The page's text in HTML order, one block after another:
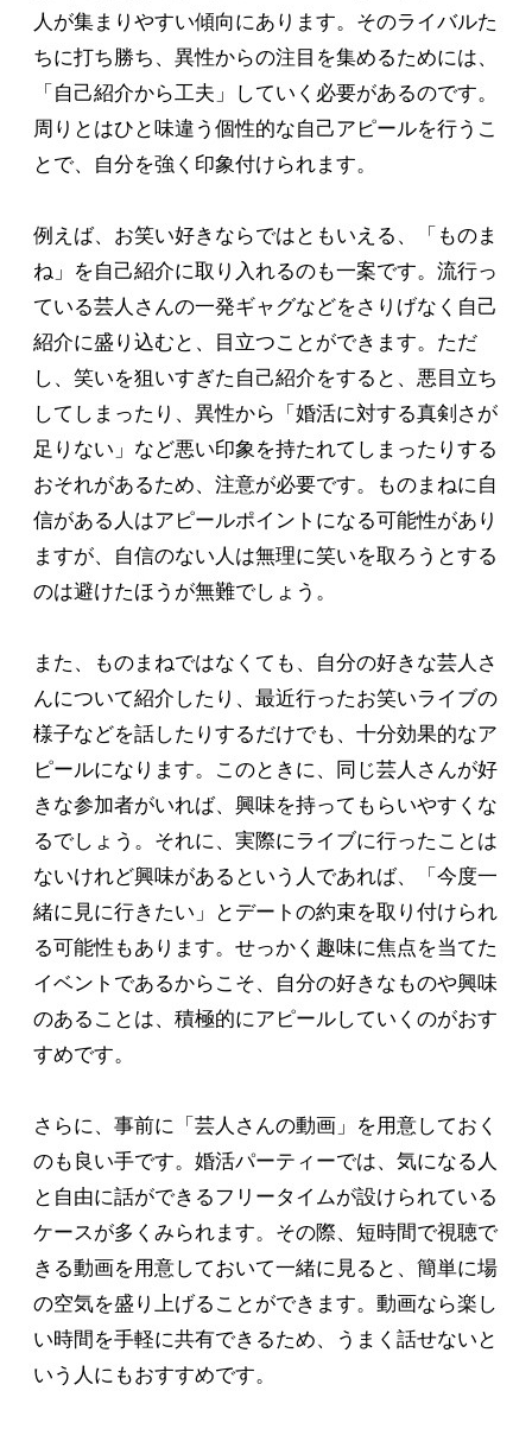
人が集まりやすい傾向にあります。そのライバルた
ちに打ち勝ち、異性からの注目を集めるためには、
「自己紹介から工夫」していく必要があるのです。
周りとはひと味違う個性的な自己アピールを行うこ
とで、自分を強く印象付けられます。
例えば、お笑い好きならではともいえる、「ものま
ね」を自己紹介に取り入れるのも一案です。流行っ
ている芸人さんの一発ギャグなどをさりげなく自己
紹介に盛り込むと、目立つことができます。ただ
し、笑いを狙いすぎた自己紹介をすると、悪目立ち
してしまったり、異性から「婚活に対する真剣さが
足りない」など悪い印象を持たれてしまったりする
おそれがあるため、注意が必要です。ものまねに自
信がある人はアピールポイントになる可能性があり
ますが、自信のない人は無理に笑いを取ろうとする
のは避けたほうが無難でしょう。
また、ものまねではなくても、自分の好きな芸人さ
んについて紹介したり、最近行ったお笑いライブの
様子などを話したりするだけでも、十分効果的なア
ピールになります。このときに、同じ芸人さんが好
きな参加者がいれば、興味を持ってもらいやすくな
るでしょう。それに、実際にライブに行ったことは
ないけれど興味があるという人であれば、「今度一
緒に見に行きたい」とデートの約束を取り付けられ
る可能性もあります。せっかく趣味に焦点を当てた
イベントであるからこそ、自分の好きなものや興味
のあることは、積極的にアピールしていくのがおす
すめです。
さらに、事前に「芸人さんの動画」を用意しておく
のも良い手です。婚活パーティーでは、気になる人
と自由に話ができるフリータイムが設けられている
ケースが多くみられます。その際、短時間で視聴で
きる動画を用意しておいて一緒に見ると、簡単に場
の空気を盛り上げることができます。動画なら楽し
い時間を手軽に共有できるため、うまく話せないと
いう人にもおすすめです。